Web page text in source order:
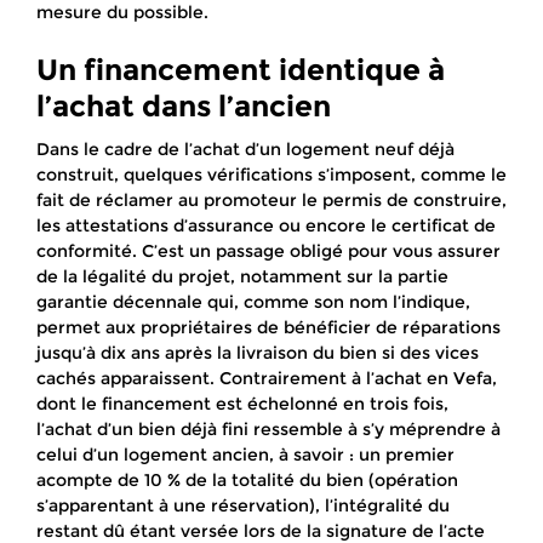
mesure du possible.
Un financement identique à
l’achat dans l’ancien
Dans le cadre de l’achat d’un logement neuf déjà
construit, quelques vérifications s’imposent, comme le
fait de réclamer au promoteur le permis de construire,
les attestations d’assurance ou encore le certificat de
conformité. C’est un passage obligé pour vous assurer
de la légalité du projet, notamment sur la partie
garantie décennale qui, comme son nom l’indique,
permet aux propriétaires de bénéficier de réparations
jusqu’à dix ans après la livraison du bien si des vices
cachés apparaissent. Contrairement à l’achat en Vefa,
dont le financement est échelonné en trois fois,
l’achat d’un bien déjà fini ressemble à s’y méprendre à
celui d’un logement ancien, à savoir : un premier
acompte de 10 % de la totalité du bien (opération
s’apparentant à une réservation), l’intégralité du
restant dû étant versée lors de la signature de l’acte